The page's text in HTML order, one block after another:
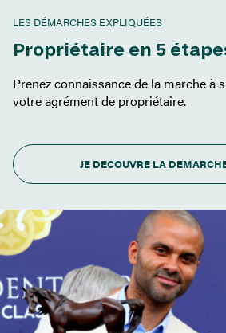
LES DÉMARCHES EXPLIQUÉES
Propriétaire en 5
Prenez connaissance de la marche à
votre agrément de propriétaire.
JE DECOUVRE LA